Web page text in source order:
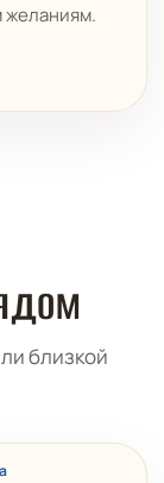
желаниям.
близкой